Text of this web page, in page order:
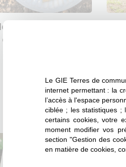
Le GIE Terres de
internet permettant : la
l’accès à l'espace
ciblée ; les statistiques ;
certains cookies, votre
moment modifier vos
section "Gestion des
en matière de cookies,
haricots
au combava